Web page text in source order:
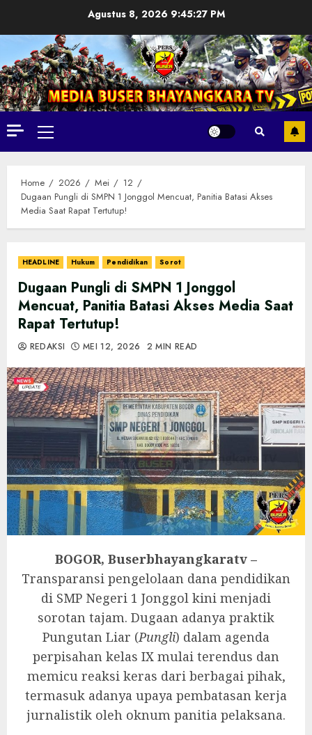
Agustus 8, 2026 9:45:29 PM
Primary
Menu
Home 2026 Mei
12
Dugaan Pungli di SMPN 1 Jonggol Mencuat, Panitia Batasi Akses
Media Saat Rapat Tertutup!
HEADLINE Hukum Pendidikan Sorot
Dugaan Pungli di SMPN 1 Jonggol
Mencuat, Panitia Batasi Akses Media Saat
Rapat Tertutup!
REDAKSI MEI 12, 2026 2 MIN READ
‎BOGOR, Buserbhayangkaratv –
Transparansi pengelolaan dana pendidikan
di SMP Negeri 1 Jonggol kini menjadi
sorotan tajam. Dugaan adanya praktik
Pungutan Liar (Pungli) dalam agenda
perpisahan kelas IX mulai terendus dan
memicu reaksi keras dari berbagai pihak,
termasuk adanya upaya pembatasan kerja
jurnalistik oleh oknum panitia pelaksana.